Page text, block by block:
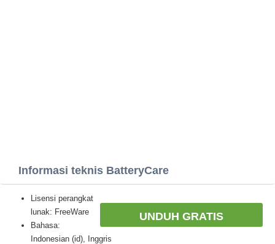
Informasi teknis BatteryCare
UNDUH GRATIS
Lisensi perangkat
lunak: FreeWare
Bahasa:
Indonesian (id), Inggris